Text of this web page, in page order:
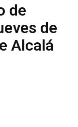
de
de
Alcalá